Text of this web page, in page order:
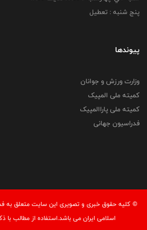
پنج شنبه : تعطیل
پیوندها
وزارت ورزش و جوانان
کمیته ملی المپیک
کمیته ملی پاراالمپیک
فدراسیون جهانی
© کليه حقوق خبری و تصويری اين سايت متعلق به
اسلامی ایران می باشد.استفاده از مطالب با